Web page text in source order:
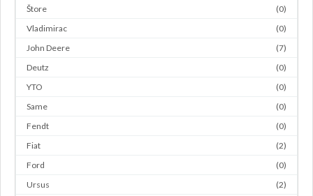
Štore
(0)
Vladimirac
(0)
John Deere
(7)
Deutz
(0)
YTO
(0)
Same
(0)
Fendt
(0)
Fiat
(2)
Ford
(0)
Ursus
(2)